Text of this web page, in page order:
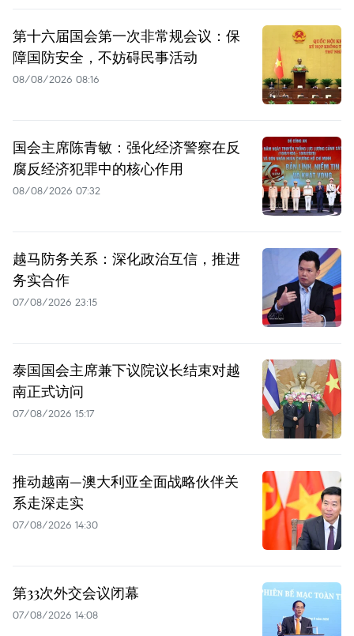
第十六届国会第一次非常规会议：保
障国防安全，不妨碍民事活动
08/08/2026 08:16
国会主席陈青敏：强化经济警察在反
腐反经济犯罪中的核心作用
08/08/2026 07:32
越马防务关系：深化政治互信，推进
务实合作
07/08/2026 23:15
泰国国会主席兼下议院议长结束对越
南正式访问
07/08/2026 15:17
推动越南—澳大利亚全面战略伙伴关
系走深走实
07/08/2026 14:30
第33次外交会议闭幕
07/08/2026 14:08